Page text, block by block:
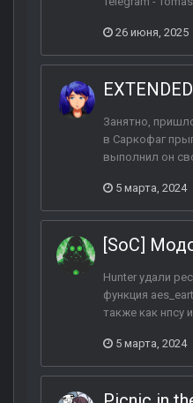
26 июня, 2025
Занятно,
в Саркофаг
выполнил он
5 марта, 2024
[SoC]
Hunter удали
функция
также как нпсу
5 марта, 2024